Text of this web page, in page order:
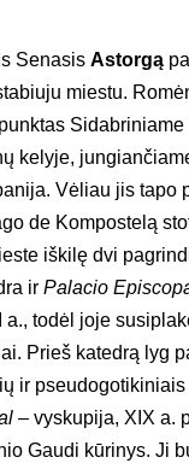
Senasis Astorgą
miestu.
kelyje,
Vėliau jis tapo
de Kompostelą
iškilę dvi
ir Palacio
a., todėl joje
Prieš katedrą lyg
ir
– vyskupija, XIX a.
Gaudi kūrinys. Ji